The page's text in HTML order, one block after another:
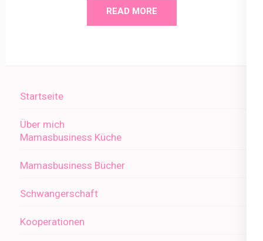
READ MORE
Startseite
Über mich
Mamasbusiness Küche
Mamasbusiness Bücher
Schwangerschaft
Kooperationen